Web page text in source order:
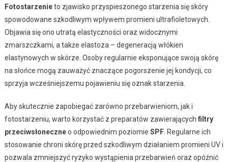
Fotostarzenieto zjawisko przyspieszonego starzenia się skóry
spowodowane szkodliwym wpływem promieni ultrafioletowych.
Objawia się ono utratą elastyczności oraz widocznymi
zmarszczkami, a także elastoza – degeneracją włókien
elastynowych w skórze. Osoby regularnie eksponujące swoją skórę
na słońce mogą zauważyć znaczące pogorszenie jej kondycji, co
sprzyja wcześniejszemu pojawieniu się oznak starzenia.
Aby skutecznie zapobiegać zarówno przebarwieniom, jak i
fotostarzeniu, warto korzystać z preparatów zawierających filtry
przeciwsłoneczneo odpowiednim poziomie SPF. Regularne ich
stosowanie chroni skórę przed szkodliwym działaniem promieni UV i
pozwala zmniejszyć ryzyko wystąpienia przebarwień oraz opóźnić